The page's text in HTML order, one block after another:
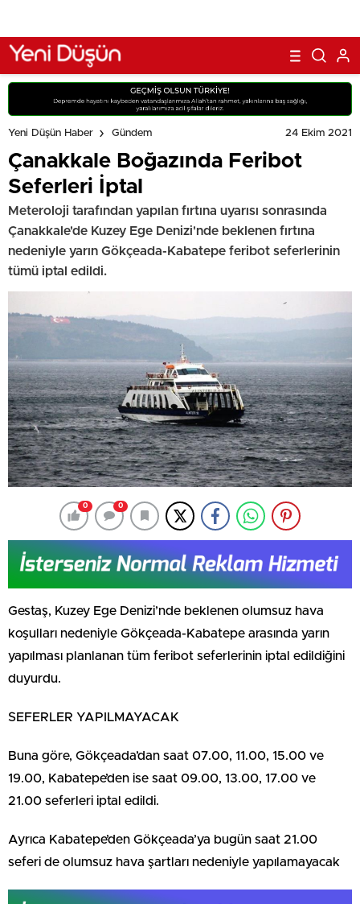
Yeni Düşün Haber Gündem 24 Ekim 2021
Çanakkale Boğazında Feribot
Seferleri İptal
Meteroloji tarafından yapılan fırtına uyarısı sonrasında
Çanakkale'de Kuzey Ege Denizi'nde beklenen fırtına
nedeniyle yarın Gökçeada-Kabatepe feribot seferlerinin
tümü iptal edildi.
0 0
Gestaş, Kuzey Ege Denizi’nde beklenen olumsuz hava
koşulları nedeniyle Gökçeada-Kabatepe arasında yarın
yapılması planlanan tüm feribot seferlerinin iptal edildiğini
duyurdu.
SEFERLER YAPILMAYACAK
Buna göre, Gökçeada’dan saat 07.00, 11.00, 15.00 ve
19.00, Kabatepe’den ise saat 09.00, 13.00, 17.00 ve
21.00 seferleri iptal edildi.
Ayrıca Kabatepe’den Gökçeada’ya bugün saat 21.00
seferi de olumsuz hava şartları nedeniyle yapılamayacak